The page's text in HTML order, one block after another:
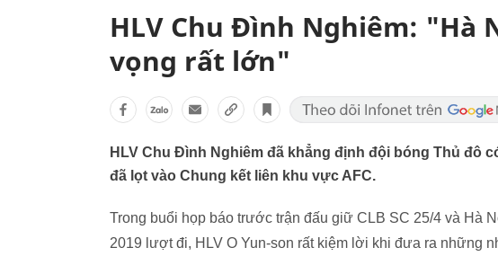
HLV Chu Đình Nghiêm: "Hà
vọng rất lớn"
HLV Chu Đình Nghiêm đã khẳng định đội bóng Thủ đô
đã lọt vào Chung kết liên khu vực AFC.
Trong buổi họp báo trước trận đấu giữ CLB SC 25/4 và Hà
2019 lượt đi, HLV O Yun-son rất kiệm lời khi đưa ra những